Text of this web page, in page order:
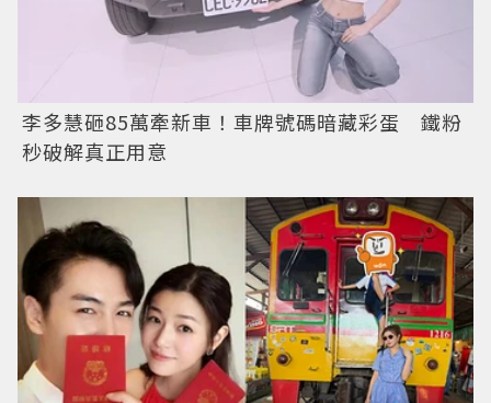
李多慧砸85萬牽新車！車牌號碼暗藏彩蛋 鐵粉
秒破解真正用意